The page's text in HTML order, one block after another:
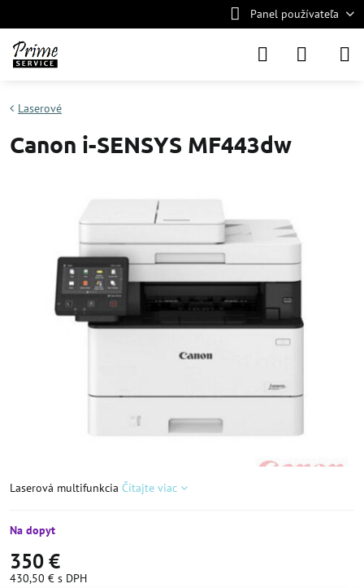
Panel používateľa
Laserové
Canon i-SENSYS MF443dw
Laserová multifunkcia Čítajte viac
Na dopyt
350 €
430,50 € s DPH